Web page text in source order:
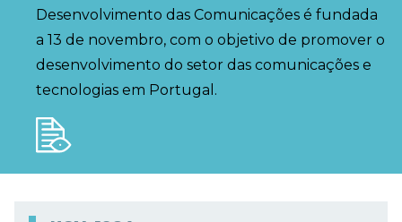
Desenvolvimento das Comunicações é fundada
a 13 de novembro, com o objetivo de promover o
desenvolvimento do setor das comunicações e
tecnologias em Portugal.